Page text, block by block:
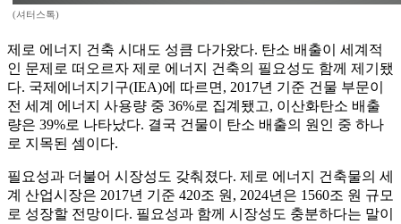
(셔터스톡)
제로 에너지 건축 시대도 성큼 다가왔다. 탄소 배출이 세계적
인 문제로 떠오르자 제로 에너지 건축의 필요성도 함께 제기됐
다. 국제에너지기구(IEA)에 따르면, 2017년 기준 건물 부문이
전 세계 에너지 사용량 중 36%로 집계됐고, 이산화탄소 배출
량은 39%로 나타났다. 결국 건물이 탄소 배출의 원인 중 하나
로 지목된 셈이다.
필요성과 더불어 시장성도 갖춰졌다. 제로 에너지 건축물의 세
계 산업시장은 2017년 기준 420조 원, 2024년은 1560조 원 규모
로 성장할 전망이다. 필요성과 함께 시장성도 충분하다는 말이